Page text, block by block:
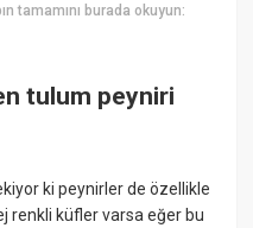
tamamını burada okuyun:
tulum peyniri
ki peynirler de özellikle
renkli küfler varsa eğer bu